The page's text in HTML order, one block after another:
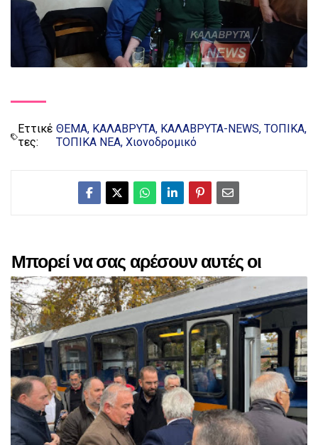
Εττικέ
τες:
ΘΕΜΑ ΚΑΛΑΒΡΥΤΑ ΚΑΛΑΒΡΥΤΑ-NEWS ΤΟΠΙΚΑ
ΤΟΠΙΚΑ ΝΕΑ Χιονοδρομικό
Μπορεί να σας αρέσουν αυτές οι
αναρτήσεις